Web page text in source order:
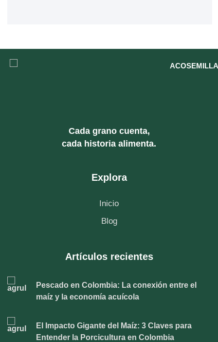
Cada grano cuenta,
cada historia alimenta.
Explora
Inicio
Blog
Artículos recientes
Pescado en Colombia: La conexión entre el
maíz y la economía acuícola
El Impacto Gigante del Maíz: 3 Claves para
Entender la Porcicultura en Colombia